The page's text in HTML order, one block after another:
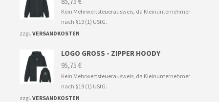
Kein Mehrwertsteuerausweis, da Kleinunternehmer
nach §19 (1) UStG.
zzgl. VERSANDKOSTEN
LOGO GROSS - ZIPPER HOODY
95,75 €
Kein Mehrwertsteuerausweis, da Kleinunternehmer
nach §19 (1) UStG.
zzgl. VERSANDKOSTEN